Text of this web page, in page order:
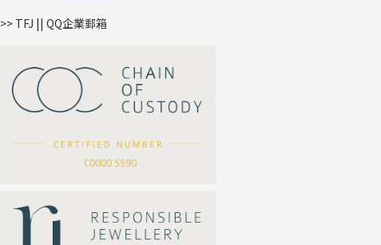
*你的名字
公司名稱
>> TFJ || QQ企業郵箱